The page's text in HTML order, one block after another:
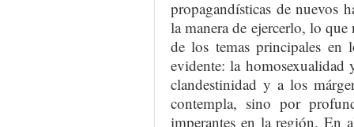
propagandísticas de nuevos
la manera de ejercerlo, lo
de los temas principales en
evidente: la homosexualidad
clandestinidad y a los
contempla, sino por
imperantes en la región. En